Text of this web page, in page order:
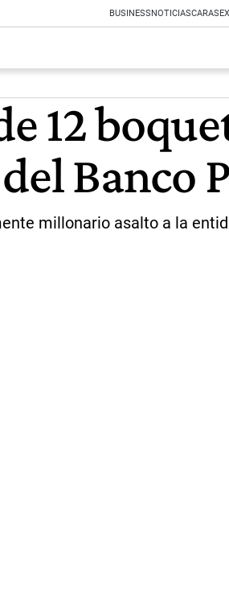
BUSINESSNOTICIASCARAS
12
Banco
millonario asalto a la